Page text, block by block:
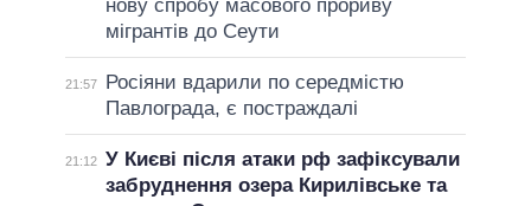
нову спробу масового прориву
мігрантів до Сеути
21:57
Росіяни вдарили по середмістю
Павлограда, є постраждалі
21:12 У Києві після атаки рф зафіксували
забруднення озера Кирилівське та